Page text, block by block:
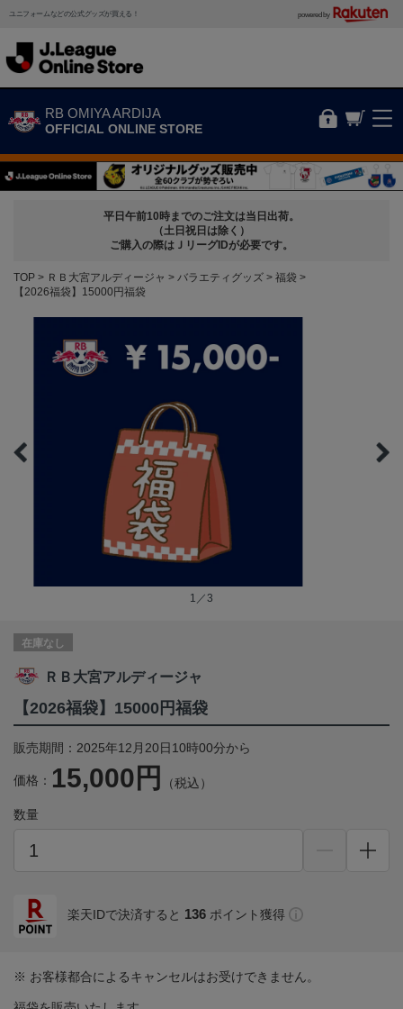
ユニフォームなどの公式グッズが買える！ powered by
RB OMIYA ARDIJA
OFFICIAL ONLINE STORE
平日午前10時までのご注文は当日出荷。
（土日祝日は除く）
ご購入の際はＪリーグIDが必要です。
TOP ＲＢ大宮アルディージャ バラエティグッズ
福袋
【2026福袋】15000円福袋
1／3
在庫なし
ＲＢ大宮アルディージャ
【2026福袋】15000円福袋
販売期間：2025年12月20日10時00分から
価格： 15,000円 （税込）
数量
楽天IDで決済すると 136 ポイント獲得
※ お客様都合によるキャンセルはお受けできません。